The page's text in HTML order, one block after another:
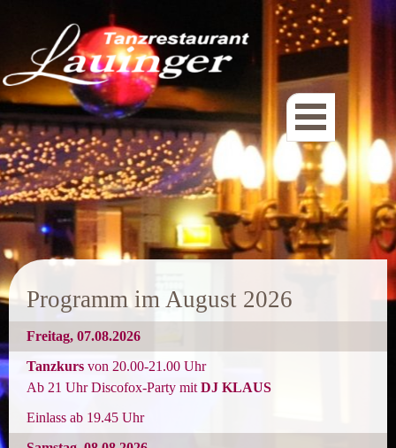
.
Programm im August 2026
Freitag, 07.08.2026
Tanzkurs von 20.00-21 .00 Uhr
Ab 21 UhrDiscofox-Party mit DJ KLAUS
Einlass ab 19.45 Uhr